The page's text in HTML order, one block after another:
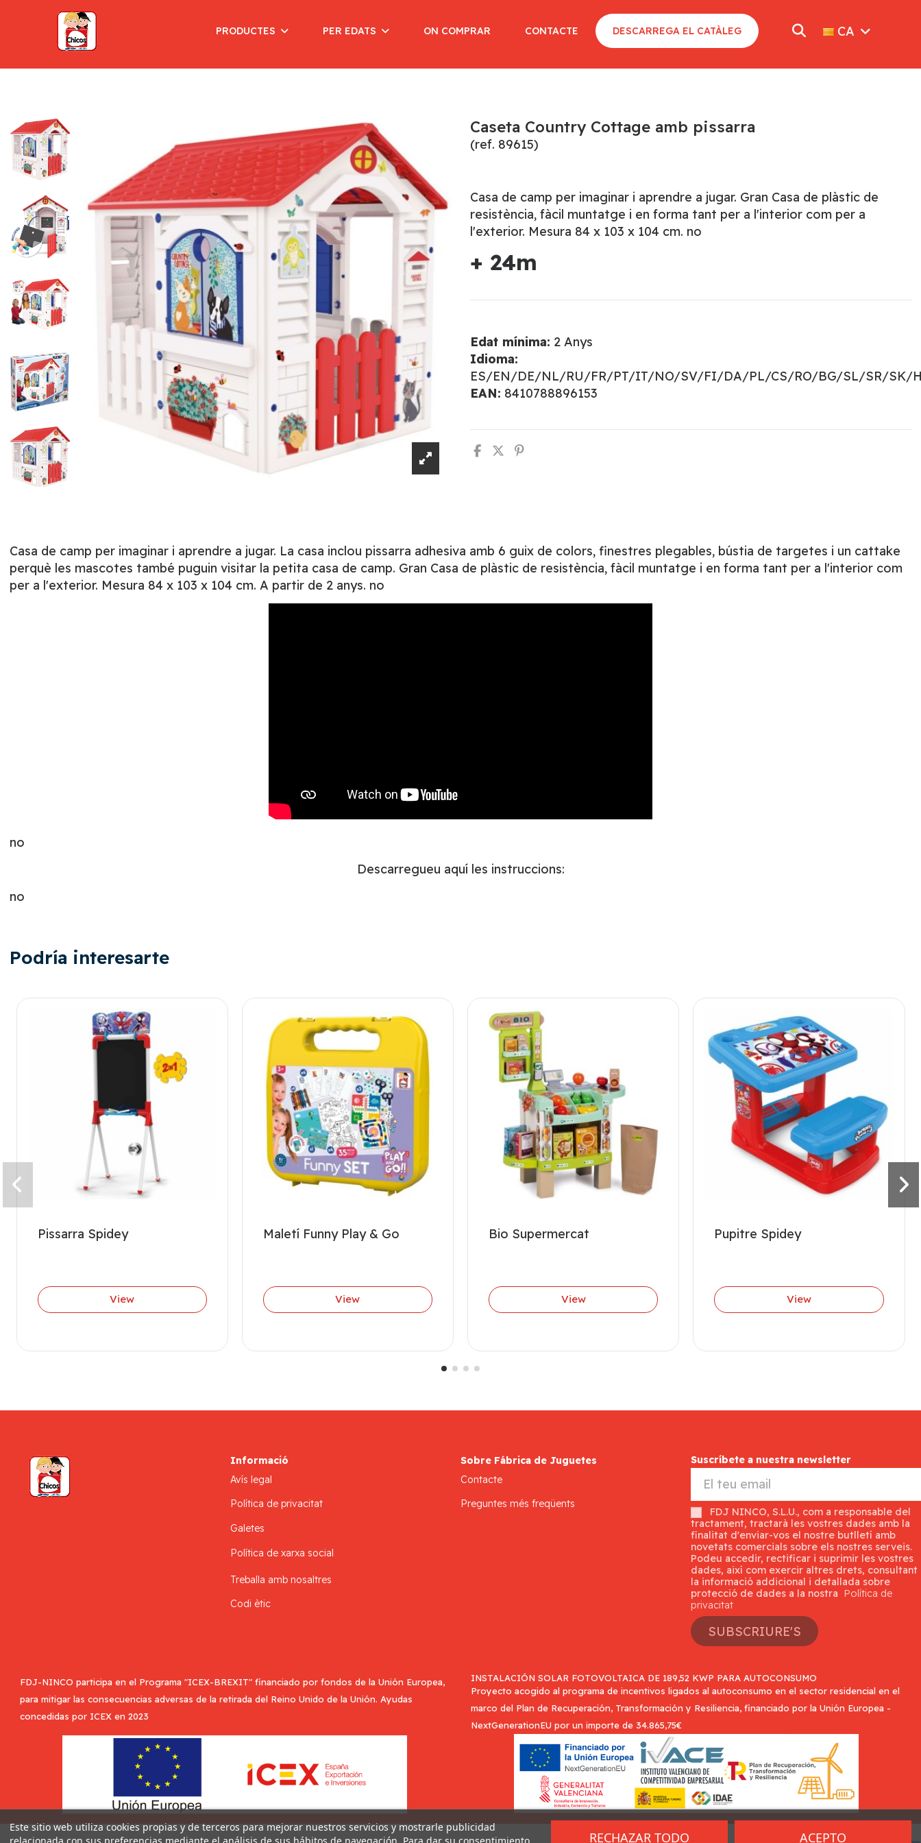
PRODUCTES PER EDATS ON COMPRAR CONTACTE DESCARREGA EL CATÀLEG CA
Caseta Country Cottage amb pissarra
(ref. 89615)
Casa de camp per imaginar i aprendre a jugar. Gran Casa de plàstic de
resistència, fàcil muntatge i en forma tant per a l'interior com per a
l'exterior. Mesura 84 x 103 x 104 cm. no
+ 24m
Edat mínima: 2 Anys
Idioma:
ES/EN/DE/NL/RU/FR/PT/IT/NO/SV/FI/DA/PL/CS/RO/BG/SL/SR/SK/
EAN: 8410788896153
Casa de camp per imaginar i aprendre a jugar. La casa inclou pissarra adhesiva amb 6 guix de colors, finestres plegables, bústia de targetes i un cattake
perquè les mascotes també puguin visitar la petita casa de camp. Gran Casa de plàstic de resistència, fàcil muntatge i en forma tant per a l'interior com
per a l'exterior. Mesura 84 x 103 x 104 cm. A partir de 2 anys. no
no
Descarregueu aquí les instruccions:
no
Podría interesarte
Pissarra Spidey
View
Maletí Funny Play & Go
View
Bio Supermercat
View
Pupitre Spidey
View
Informació
Avís legal
Política de privacitat
Galetes
Política de xarxa social
Treballa amb nosaltres
Codi ètic
Sobre Fábrica de Juguetes
Contacte
Preguntes més freqüents
Suscríbete a nuestra newsletter
FDJ NINCO, S.L.U., com a responsable del
tractament, tractarà les vostres dades amb la
finalitat d'enviar-vos el nostre butlletí amb
novetats comercials sobre els nostres serveis.
Podeu accedir, rectificar i suprimir les vostres
dades, així com exercir altres drets, consultant
la informació addicional i detallada sobre
protecció de dades a la nostra
Política de
privacitat
SUBSCRIURE'S
FDJ-NINCO participa en el Programa "ICEX-BREXIT" financiado por fondos de la Unión Europea,
para mitigar las consecuencias adversas de la retirada del Reino Unido de la Unión. Ayudas
concedidas por ICEX en 2023
INSTALACIÓN SOLAR FOTOVOLTAICA DE 189,52 KWP PARA AUTOCONSUMO
Proyecto acogido al programa de incentivos ligados al autoconsumo en el sector residencial en el
marco del Plan de Recuperación, Transformación y Resiliencia, financiado por la Unión Europea -
NextGenerationEU por un importe de 34.865,75€
Este sitio web utiliza cookies propias y de terceros para mejorar nuestros servicios y mostrarle publicidad
RECHAZAR TODO ACEPTO